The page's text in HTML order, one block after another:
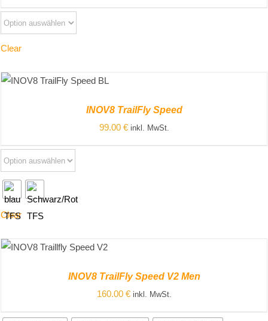
Clear
INOV8 TrailFly Speed
99.00 € inkl. MwSt.
Clear
DETAILSINOV8 TrailFly Speed V2 Men
160.00 € inkl. MwSt.